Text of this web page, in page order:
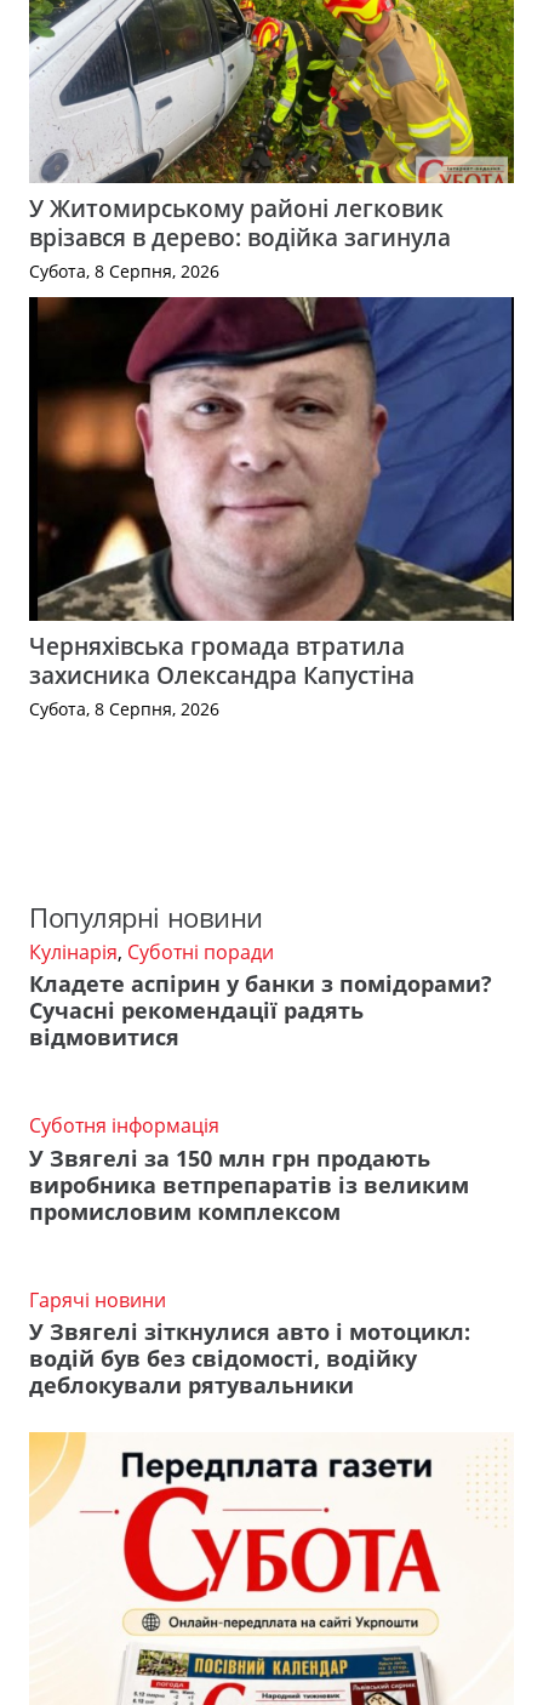
У Житомирському районі легковик
врізався в дерево: водійка загинула
Субота, 8 Серпня, 2026
Черняхівська громада втратила
захисника Олександра Капустіна
Субота, 8 Серпня, 2026
Популярні новини
Кулінарія, Суботні поради
Кладете аспірин у банки з помідорами?
Сучасні рекомендації радять
відмовитися
Суботня інформація
У Звягелі за 150 млн грн продають
виробника ветпрепаратів із великим
промисловим комплексом
Гарячі новини
У Звягелі зіткнулися авто і мотоцикл:
водій був без свідомості, водійку
деблокували рятувальники